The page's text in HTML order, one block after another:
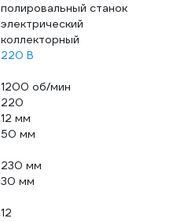
полировальный станок
электрический
коллекторный
220 В
1200 об/мин
220
12 мм
50 мм
230 мм
30 мм
12